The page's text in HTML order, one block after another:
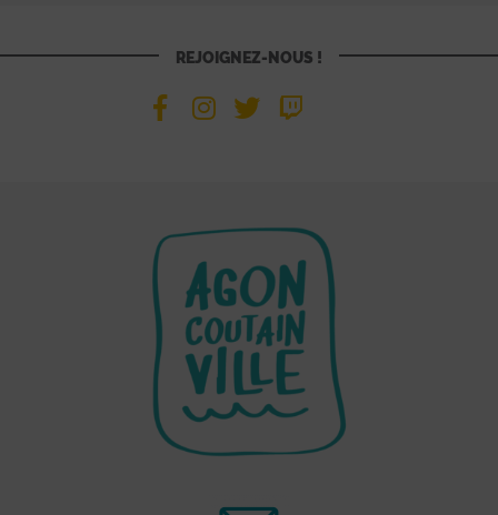
REJOIGNEZ-NOUS !